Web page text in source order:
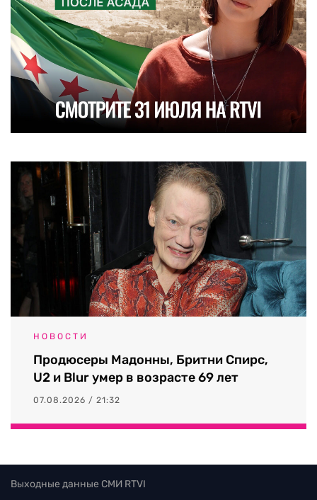
НОВОСТИ
Продюсеры Мадонны, Бритни Спирс,
U2 и Blur умер в возрасте 69 лет
07.08.2026 / 21:32
Выходные данные СМИ RTVI